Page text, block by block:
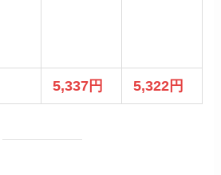
5,337円 5,322円